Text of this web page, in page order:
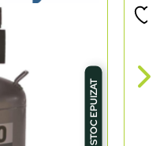
STOC EPUIZAT